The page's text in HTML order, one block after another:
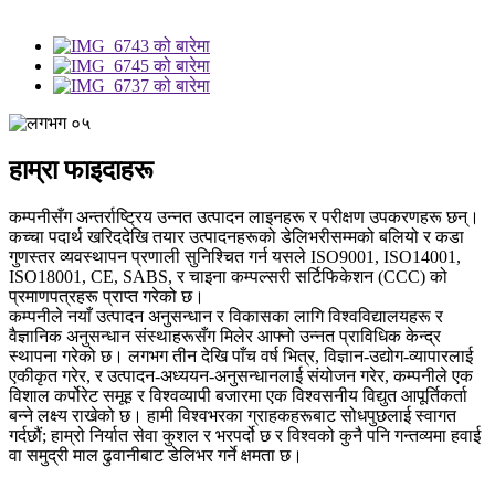
हाम्रा फाइदाहरू
कम्पनीसँग अन्तर्राष्ट्रिय उन्नत उत्पादन लाइनहरू र परीक्षण उपकरणहरू छन्।
कच्चा पदार्थ खरिददेखि तयार उत्पादनहरूको डेलिभरीसम्मको बलियो र कडा
गुणस्तर व्यवस्थापन प्रणाली सुनिश्चित गर्न यसले ISO9001, ISO14001,
ISO18001, CE, SABS, र चाइना कम्पल्सरी सर्टिफिकेशन (CCC) को
प्रमाणपत्रहरू प्राप्त गरेको छ।
कम्पनीले नयाँ उत्पादन अनुसन्धान र विकासका लागि विश्वविद्यालयहरू र
वैज्ञानिक अनुसन्धान संस्थाहरूसँग मिलेर आफ्नो उन्नत प्राविधिक केन्द्र
स्थापना गरेको छ। लगभग तीन देखि पाँच वर्ष भित्र, विज्ञान-उद्योग-व्यापारलाई
एकीकृत गरेर, र उत्पादन-अध्ययन-अनुसन्धानलाई संयोजन गरेर, कम्पनीले एक
विशाल कर्पोरेट समूह र विश्वव्यापी बजारमा एक विश्वसनीय विद्युत आपूर्तिकर्ता
बन्ने लक्ष्य राखेको छ। हामी विश्वभरका ग्राहकहरूबाट सोधपुछलाई स्वागत
गर्दछौं; हाम्रो निर्यात सेवा कुशल र भरपर्दो छ र विश्वको कुनै पनि गन्तव्यमा हवाई
वा समुद्री माल ढुवानीबाट डेलिभर गर्ने क्षमता छ।